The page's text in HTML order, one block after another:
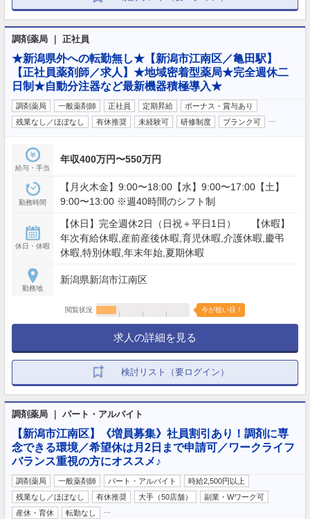
調剤薬局 ｜ 正社員
★新潟県外への転勤無し★【新潟市江南区／亀田駅】
【正社員薬剤師／求人】★地域密着型薬局★完全週休二
日制★自動分注器など最新機器積極導入★
調剤薬局 一般薬剤師 正社員 定期昇給
ボーナス・賞与あり
残業なし／ほぼなし
有休推奨 未経験可 研修制度 ブランク可
給与・手当
年収400万円〜550万円
勤務時間
【月火木金】9:00〜18:00【水】9:00〜17:00【土】
9:00〜13:00 ※週40時間のシフト制
休日・休暇
【休日】完全週休2日（日祝＋平日1日） 【休暇】
年次有給休暇,産前産後休暇,育児休暇,介護休暇,慶弔
休暇,特別休暇,年末年始,夏期休暇
勤務地
新潟県新潟市江南区
閲覧状況 今が狙い目！
求人の詳細を見る
検討リスト（要ログイン）
調剤薬局 ｜ パート・アルバイト
【新潟市江南区】《増員募集》社員割引あり！調剤に専
念できる環境／希望休は月2日まで申請可／ワークライフ
バランス重視の方にオススメ♪
調剤薬局 一般薬剤師 パート・アルバイト
時給2,500円以上
残業なし／ほぼなし
有休推奨 大手（50店舗）
副業・Wワーク可
産休・育休
転勤なし